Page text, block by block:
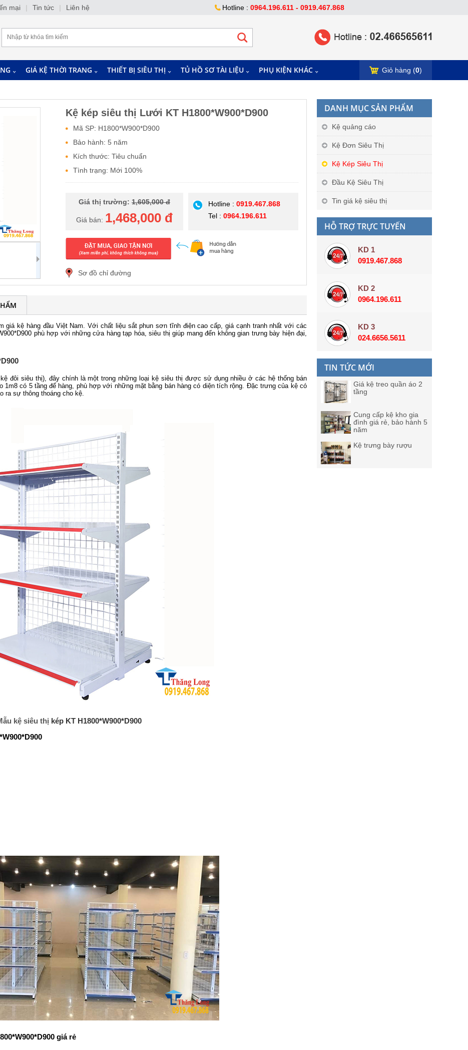
Giỏ hàng (0)
GIÁ KỆ THỜI TRANG THIẾT BỊ SIÊU THỊ TỦ HỒ SƠ TÀI LIỆU PHỤ KIỆN KHÁC
Kệ kép siêu thị Lưới KT H1800*W900*D900
Mã SP: H1800*W900*D900
Bảo hành: 5 năm
Kích thước: Tiêu chuẩn
Tình trạng: Mới 100%
Giá thị trường: 1,605,000 đ
Giá bán: 1,468,000 đ
Hotline : 0919.467.868
Tel : 0964.196.611
Sơ đồ chỉ đường
giá kệ hàng đầu Việt Nam. Với chất liệu sắt phun sơn tĩnh điện cao cấp, giá cạnh tranh nhất với các
phù hợp với những cửa hàng tạp hóa, siêu thị giúp mang đến không gian trưng bày hiện đại,
đôi siêu thị), đây chính là một trong những loại kệ siêu thị được sử dụng nhiều ở các hệ thống bán
có 5 tầng để hàng, phù hợp với những mặt bằng bán hàng có diện tích rộng. Đặc trưng của kệ có
ra sự thông thoáng cho kệ.
kệ siêu thị kép KT H1800*W900*D900
giá rẻ
DANH MỤC SẢN PHẨM
Kệ quảng cáo
Kệ Đơn Siêu Thị
Kệ Kép Siêu Thị
Đầu Kệ Siêu Thị
Tin giá kệ siêu thị
HỖ TRỢ TRỰC TUYẾN
KD 1
0919.467.868
KD 2
0964.196.611
KD 3
024.6656.5611
TIN TỨC MỚI
Giá kệ treo quần áo 2
tầng
Cung cấp kệ kho gia
đình giá rẻ, bảo hành 5
năm
Kệ trưng bày rượu
mại | Tin tức | Liên hệ Hotline : 0964.196.611 - 0919.467.868